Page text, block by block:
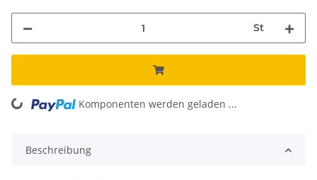
St
Loading... Komponenten werden geladen ...
Beschreibung